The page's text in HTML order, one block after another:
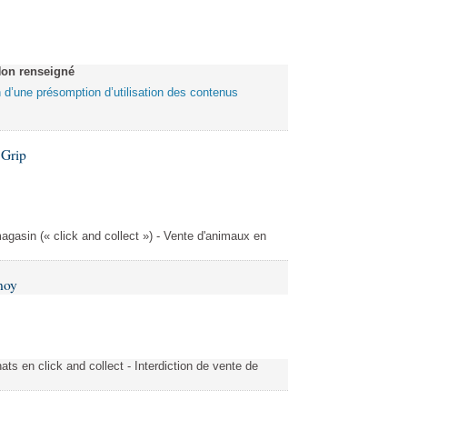
renseigné
présomption d’utilisation des contenus
(« click and collect ») - Vente d'animaux en
en click and collect - Interdiction de vente de